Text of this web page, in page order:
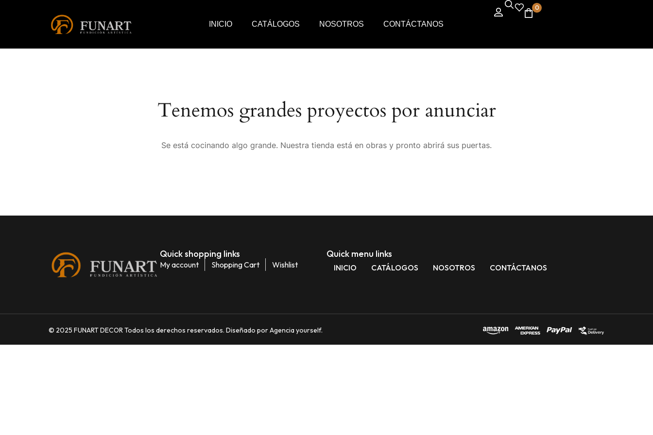
INICIO CATÁLOGOS NOSOTROS CONTÁCTANOS
0
Tenemos grandes proyectos por anunciar
Se está cocinando algo grande. Nuestra tienda está en obras y pronto abrirá sus puertas.
Quick shopping links
My account Shopping Cart Wishlist
Quick menu links
INICIO CATÁLOGOS NOSOTROS CONTÁCTANOS
© 2025 FUNART DECOR Todos los derechos reservados. Diseñado por Agencia yourself.